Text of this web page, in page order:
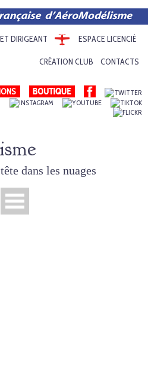
DIRIGEANT ESPACE LICENCIÉ
CRÉATION CLUB CONTACTS
dans les nuages